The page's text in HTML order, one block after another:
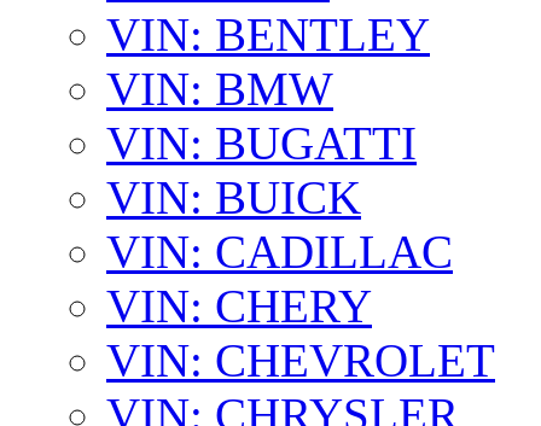
VIN: BENTLEY
VIN: BMW
VIN: BUGATTI
VIN: BUICK
VIN: CADILLAC
VIN: CHERY
VIN: CHEVROLET
VIN: CHRYSLER